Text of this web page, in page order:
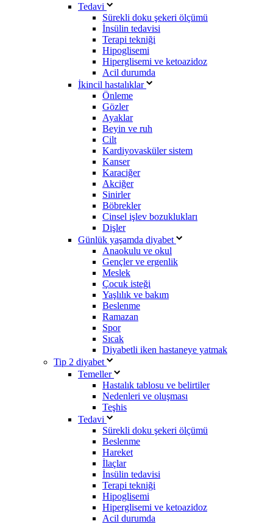
Tedavi
Sürekli doku şekeri ölçümü
İnsülin tedavisi
Terapi tekniği
Hipoglisemi
Hiperglisemi ve ketoazidoz
Acil durumda
İkincil hastalıklar
Önleme
Gözler
Ayaklar
Beyin ve ruh
Cilt
Kardiyovasküler sistem
Kanser
Karaciğer
Akciğer
Sinirler
Böbrekler
Cinsel işlev bozuklukları
Dişler
Günlük yaşamda diyabet
Anaokulu ve okul
Gençler ve ergenlik
Meslek
Çocuk isteği
Yaşlılık ve bakım
Beslenme
Ramazan
Spor
Sıcak
Diyabetli iken hastaneye yatmak
Tip 2 diyabet
Temeller
Hastalık tablosu ve belirtiler
Nedenleri ve oluşması
Teşhis
Tedavi
Sürekli doku şekeri ölçümü
Beslenme
Hareket
İlaçlar
İnsülin tedavisi
Terapi tekniği
Hipoglisemi
Hiperglisemi ve ketoazidoz
Acil durumda